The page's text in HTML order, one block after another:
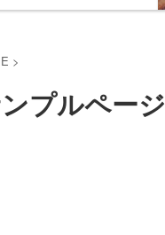
>
プルページ